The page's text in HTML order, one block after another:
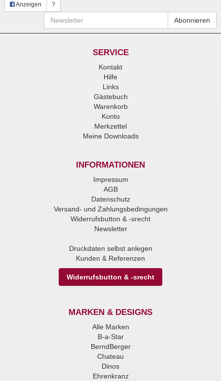
Anzeigen ?
Newsletter Abonnieren
SERVICE
Kontakt
Hilfe
Links
Gästebuch
Warenkorb
Konto
Merkzettel
Meine Downloads
INFORMATIONEN
Impressum
AGB
Datenschutz
Versand- und Zahlungsbedingungen
Widerrufsbutton & -srecht
Newsletter
Druckdaten selbst anlegen
Kunden & Referenzen
Widerrufsbutton & -srecht
MARKEN & DESIGNS
Alle Marken
B-a-Star
BerndBerger
Chateau
Dinos
Ehrenkranz